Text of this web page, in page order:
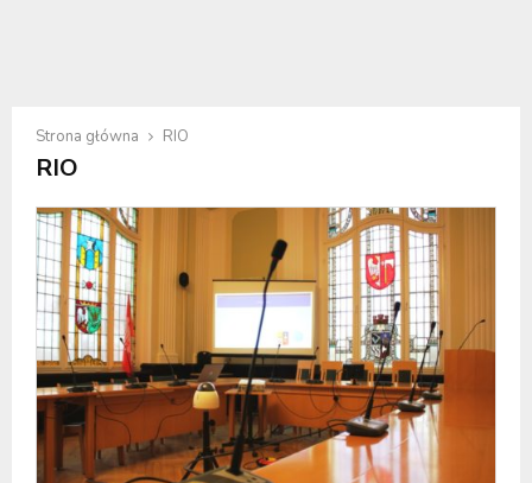
Strona główna RIO
RIO